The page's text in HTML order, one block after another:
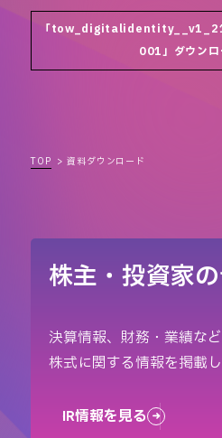
「
001」ダウンロ
TOP 資料ダウンロード
株主・投資家
決算情報、財務・業績など
株式に関する情報を掲載し
IR情報を見る